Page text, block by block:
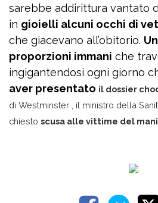
sarebbe addirittura vantato
in gioielli alcuni occhi di
che giacevano all’obitorio.
proporzioni immani che
ingigantendosi ogni giorno
aver presentato il dossier
di Westminster , il ministro della
chiesto scusa alle vittime del